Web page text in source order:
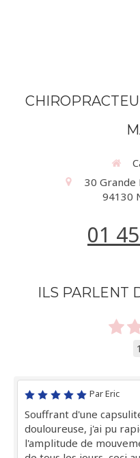
30 Grande
94130
01
ILS PARLENT
Par Eric
Souffrant d'une
douloureuse, j'ai pu
l'amplitude de